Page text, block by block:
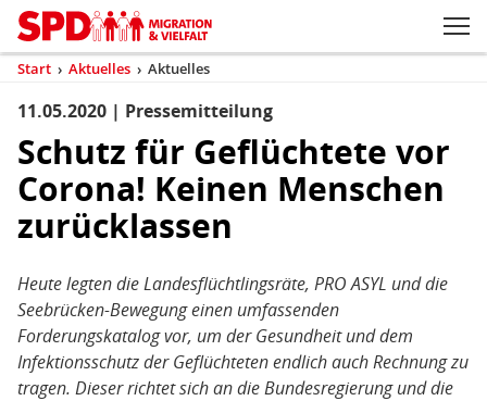
Kopfbereich
Sprungmarken-
Navigation
Zum Inhaltsbereich der Seite
Hauptnavigation
Sie
sind
Start › Aktuelles › Aktuelles
Inhaltsbereich
Aktuelles
11.05.2020 | Pressemitteilung
Schutz für Geflüchtete vor
Corona! Keinen Menschen
zurücklassen
Heute legten die Landesflüchtlingsräte, PRO ASYL und die
Seebrücken-Bewegung einen umfassenden
Forderungskatalog vor, um der Gesundheit und dem
Infektionsschutz der Geflüchteten endlich auch Rechnung zu
tragen. Dieser richtet sich an die Bundesregierung und die